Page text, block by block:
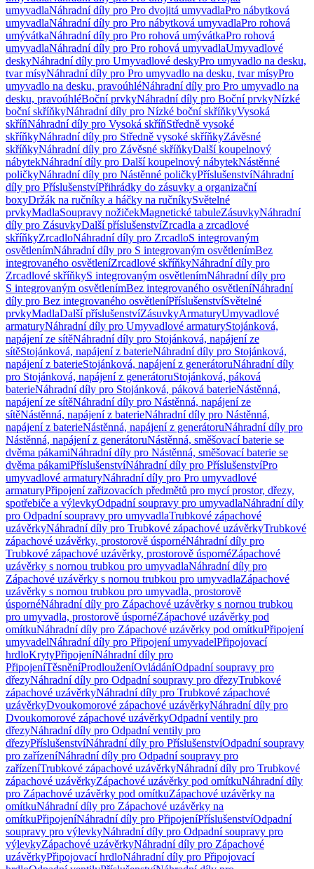
umyvadlaNáhradní díly pro Pro dvojitá umyvadlaPro nábytková
umyvadlaNáhradní díly pro Pro nábytková umyvadlaPro rohová
umývátkaNáhradní díly pro Pro rohová umývátkaPro rohová
umyvadlaNáhradní díly pro Pro rohová umyvadlaUmyvadlové
deskyNáhradní díly pro Umyvadlové deskyPro umyvadlo na desku,
tvar mísyNáhradní díly pro Pro umyvadlo na desku, tvar mísyPro
umyvadlo na desku, pravoúhléNáhradní díly pro Pro umyvadlo na
desku, pravoúhléBoční prvkyNáhradní díly pro Boční prvkyNízké
boční skříňkyNáhradní díly pro Nízké boční skříňkyVysoká
skříňNáhradní díly pro Vysoká skříňStředně vysoké
skříňkyNáhradní díly pro Středně vysoké skříňkyZávěsné
skříňkyNáhradní díly pro Závěsné skříňkyDalší koupelnový
nábytekNáhradní díly pro Další koupelnový nábytekNástěnné
poličkyNáhradní díly pro Nástěnné poličkyPříslušenstvíNáhradní
díly pro PříslušenstvíPřihrádky do zásuvky a organizační
boxyDržák na ručníky a háčky na ručníkySvětelné
prvkyMadlaSoupravy nožičekMagnetické tabuleZásuvkyNáhradní
díly pro ZásuvkyDalší příslušenstvíZrcadla a zrcadlové
skříňkyZrcadloNáhradní díly pro ZrcadloS integrovaným
osvětlenímNáhradní díly pro S integrovaným osvětlenímBez
integrovaného osvětleníZrcadlové skříňkyNáhradní díly pro
Zrcadlové skříňkyS integrovaným osvětlenímNáhradní díly pro
S integrovaným osvětlenímBez integrovaného osvětleníNáhradní
díly pro Bez integrovaného osvětleníPříslušenstvíSvětelné
prvkyMadlaDalší příslušenstvíZásuvkyArmaturyUmyvadlové
armaturyNáhradní díly pro Umyvadlové armaturyStojánková,
napájení ze sítěNáhradní díly pro Stojánková, napájení ze
sítěStojánková, napájení z baterieNáhradní díly pro Stojánková,
napájení z baterieStojánková, napájení z generátoruNáhradní díly
pro Stojánková, napájení z generátoruStojánková, páková
baterieNáhradní díly pro Stojánková, páková baterieNástěnná,
napájení ze sítěNáhradní díly pro Nástěnná, napájení ze
sítěNástěnná, napájení z baterieNáhradní díly pro Nástěnná,
napájení z baterieNástěnná, napájení z generátoruNáhradní díly pro
Nástěnná, napájení z generátoruNástěnná, směšovací baterie se
dvěma pákamiNáhradní díly pro Nástěnná, směšovací baterie se
dvěma pákamiPříslušenstvíNáhradní díly pro PříslušenstvíPro
umyvadlové armaturyNáhradní díly pro Pro umyvadlové
armaturyPřipojení zařizovacích předmětů pro mycí prostor, dřezy,
spotřebiče a výlevkyOdpadní soupravy pro umyvadlaNáhradní díly
pro Odpadní soupravy pro umyvadlaTrubkové zápachové
uzávěrkyNáhradní díly pro Trubkové zápachové uzávěrkyTrubkové
zápachové uzávěrky, prostorově úspornéNáhradní díly pro
Trubkové zápachové uzávěrky, prostorově úspornéZápachové
uzávěrky s nornou trubkou pro umyvadlaNáhradní díly pro
Zápachové uzávěrky s nornou trubkou pro umyvadlaZápachové
uzávěrky s nornou trubkou pro umyvadla, prostorově
úspornéNáhradní díly pro Zápachové uzávěrky s nornou trubkou
pro umyvadla, prostorově úspornéZápachové uzávěrky pod
omítkuNáhradní díly pro Zápachové uzávěrky pod omítkuPřipojení
umyvadelNáhradní díly pro Připojení umyvadelPřipojovací
hrdloKrytyPřipojeníNáhradní díly pro
PřipojeníTěsněníProdlouženíOvládáníOdpadní soupravy pro
dřezyNáhradní díly pro Odpadní soupravy pro dřezyTrubkové
zápachové uzávěrkyNáhradní díly pro Trubkové zápachové
uzávěrkyDvoukomorové zápachové uzávěrkyNáhradní díly pro
Dvoukomorové zápachové uzávěrkyOdpadní ventily pro
dřezyNáhradní díly pro Odpadní ventily pro
dřezyPříslušenstvíNáhradní díly pro PříslušenstvíOdpadní soupravy
pro zařízeníNáhradní díly pro Odpadní soupravy pro
zařízeníTrubkové zápachové uzávěrkyNáhradní díly pro Trubkové
zápachové uzávěrkyZápachové uzávěrky pod omítkuNáhradní díly
pro Zápachové uzávěrky pod omítkuZápachové uzávěrky na
omítkuNáhradní díly pro Zápachové uzávěrky na
omítkuPřipojeníNáhradní díly pro PřipojeníPříslušenstvíOdpadní
soupravy pro výlevkyNáhradní díly pro Odpadní soupravy pro
výlevkyZápachové uzávěrkyNáhradní díly pro Zápachové
uzávěrkyPřipojovací hrdloNáhradní díly pro Připojovací